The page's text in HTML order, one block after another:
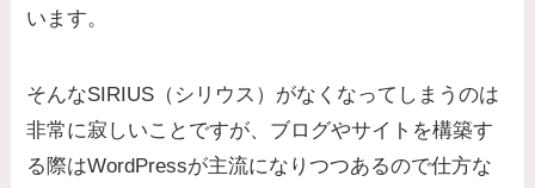
います。
そんなSIRIUS（シリウス）がなくなってしまうのは
非常に寂しいことですが、ブログやサイトを構築す
る際はWordPressが主流になりつつあるので仕方な